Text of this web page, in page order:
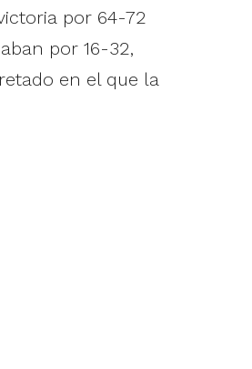
por 64-72
por 16-32,
en el que la